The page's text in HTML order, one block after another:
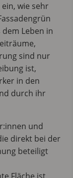
wie sehr
Leben in
sind nur
ist,
in den
durch ihr
und
direkt bei der
beteiligt